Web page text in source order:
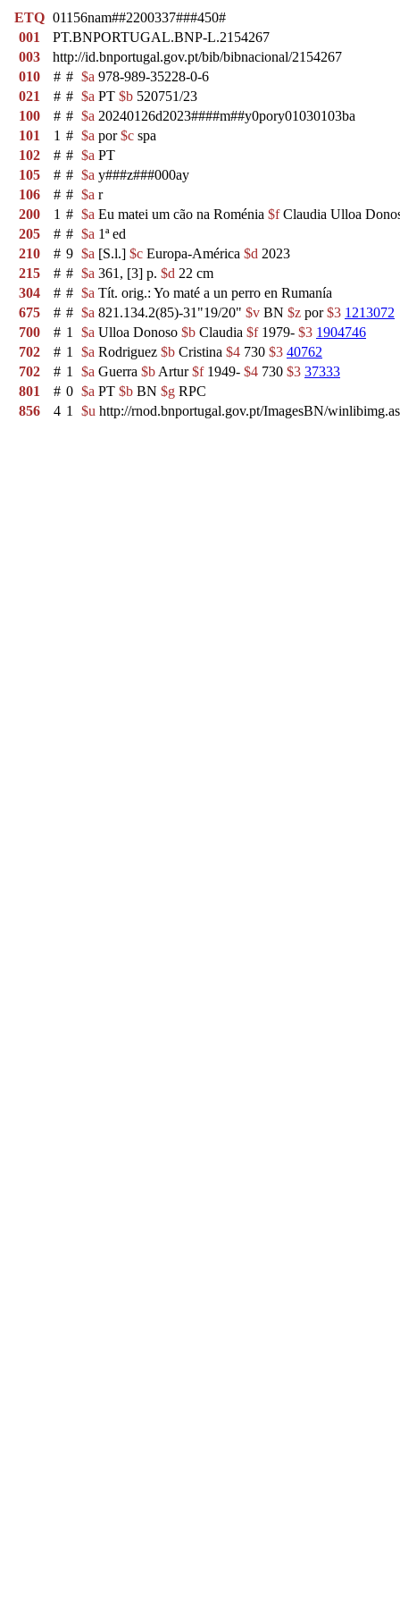
ETQ 01156nam##2200337###450#
001
PT.BNPORTUGAL.BNP-L.2154267
003
http://id.bnportugal.gov.pt/bib/bibnacional/2154267
010
# # $a 978-989-35228-0-6
021
# # $a PT $b 520751/23
100
# # $a 20240126d2023####m##y0pory01030103ba
101
1 # $a por$c spa
102
# # $a PT
105
# # $a y###z###000ay
106
# # $a r
200
1 # $a Eu matei um cão na Roménia $fClaudia Ulloa
205
# # $a 1ª ed
210
# 9 $a [S.l.] $c Europa-América $d 2023
215
# # $a 361, [3] p. $d 22 cm
304
# # $a Tít. orig.: Yo maté a un perro en Rumanía
675
# # $a 821.134.2(85)-31"19/20" $v BN $z por$3 1213072
700
# 1 $a Ulloa Donoso $b Claudia $f1979- $3 1904746
702
# 1 $a Rodriguez $b Cristina $4 730 $3 40762
702
# 1 $a Guerra $b Artur$f1949- $4 730 $3 37333
801
# 0 $a PT $b BN $g RPC
856
4 1 $u http://rnod.bnportugal.gov.pt/ImagesBN/